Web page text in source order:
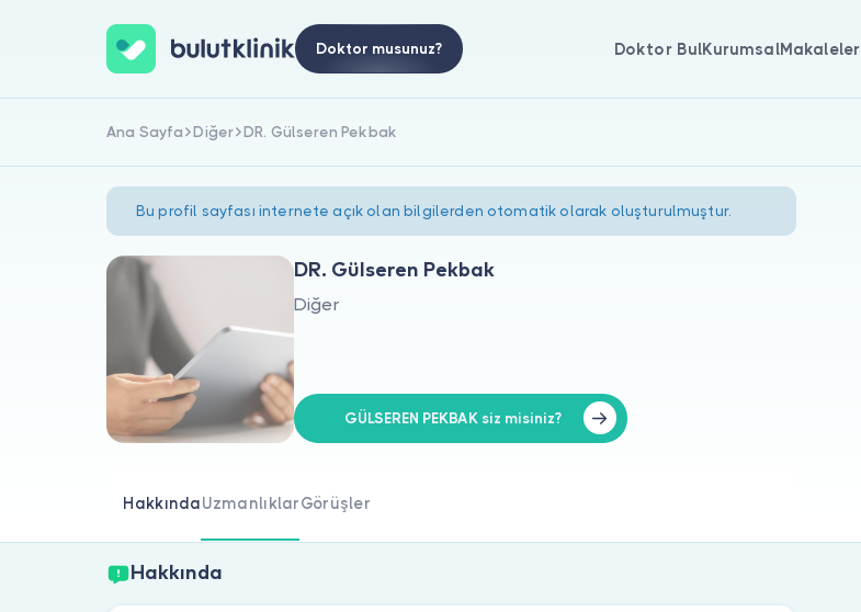
Doktor musunuz? Doktor BulKurumsalMakaleler
Ana Sayfa Diğer DR. Gülseren Pekbak
Bu profil sayfası internete açık olan bilgilerden otomatik olarak oluşturulmuştur.
DR. Gülseren Pekbak
Diğer
GÜLSEREN PEKBAK siz misiniz?
HakkındaUzmanlıklarGörüşler
Hakkında